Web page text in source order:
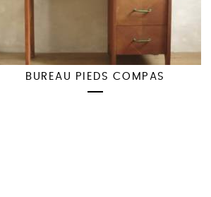
BUREAU PIEDS COMPAS